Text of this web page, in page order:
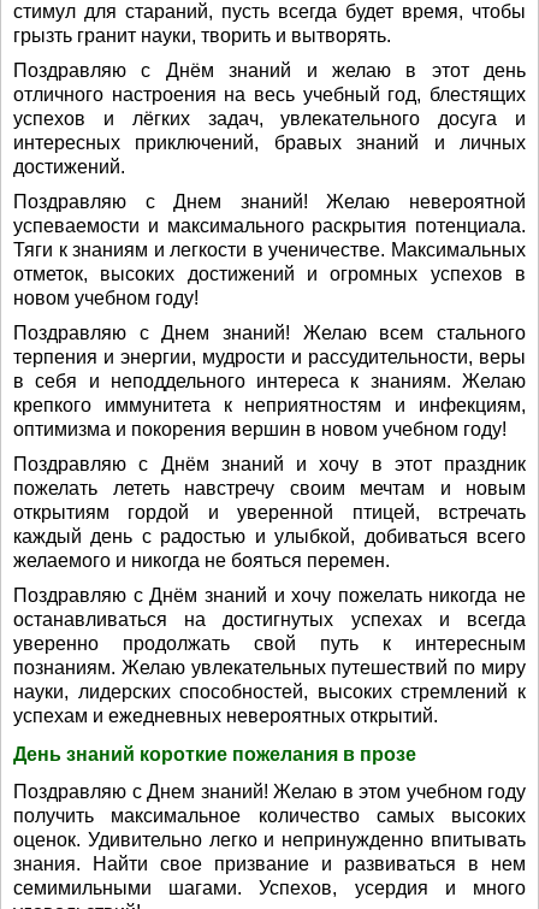
стимул для стараний, пусть всегда будет время, чтобы
грызть гранит науки, творить и вытворять.
Поздравляю с Днём знаний и желаю в этот день
отличного настроения на весь учебный год, блестящих
успехов и лёгких задач, увлекательного досуга и
интересных приключений, бравых знаний и личных
достижений.
Поздравляю с Днем знаний! Желаю невероятной
успеваемости и максимального раскрытия потенциала.
Тяги к знаниям и легкости в ученичестве. Максимальных
отметок, высоких достижений и огромных успехов в
новом учебном году!
Поздравляю с Днем знаний! Желаю всем стального
терпения и энергии, мудрости и рассудительности, веры
в себя и неподдельного интереса к знаниям. Желаю
крепкого иммунитета к неприятностям и инфекциям,
оптимизма и покорения вершин в новом учебном году!
Поздравляю с Днём знаний и хочу в этот праздник
пожелать лететь навстречу своим мечтам и новым
открытиям гордой и уверенной птицей, встречать
каждый день с радостью и улыбкой, добиваться всего
желаемого и никогда не бояться перемен.
Поздравляю с Днём знаний и хочу пожелать никогда не
останавливаться на достигнутых успехах и всегда
уверенно продолжать свой путь к интересным
познаниям. Желаю увлекательных путешествий по миру
науки, лидерских способностей, высоких стремлений к
успехам и ежедневных невероятных открытий.
День знаний короткие пожелания в прозе
Поздравляю с Днем знаний! Желаю в этом учебном году
получить максимальное количество самых высоких
оценок. Удивительно легко и непринужденно впитывать
знания. Найти свое призвание и развиваться в нем
семимильными шагами. Успехов, усердия и много